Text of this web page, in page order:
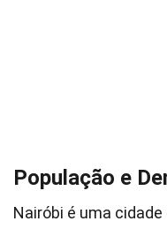
População e
Nairóbi é uma